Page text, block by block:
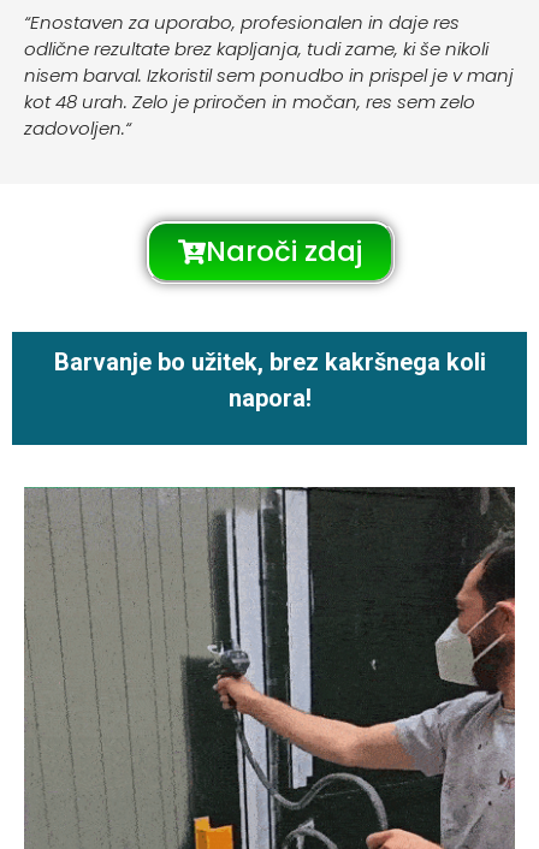
“Enostaven za uporabo, profesionalen in daje res
odlične rezultate brez kapljanja, tudi zame, ki še nikoli
nisem barval. Izkoristil sem ponudbo in prispel je v manj
kot 48 urah. Zelo je priročen in močan, res sem zelo
zadovoljen.“
Naroči zdaj
Barvanje bo užitek, brez kakršnega koli
napora!